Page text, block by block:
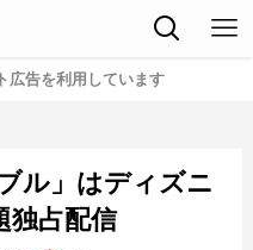
広告を利用しています
ル」はディズニ
独占配信